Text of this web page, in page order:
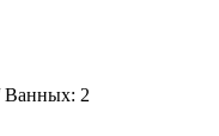
Ванных: 2